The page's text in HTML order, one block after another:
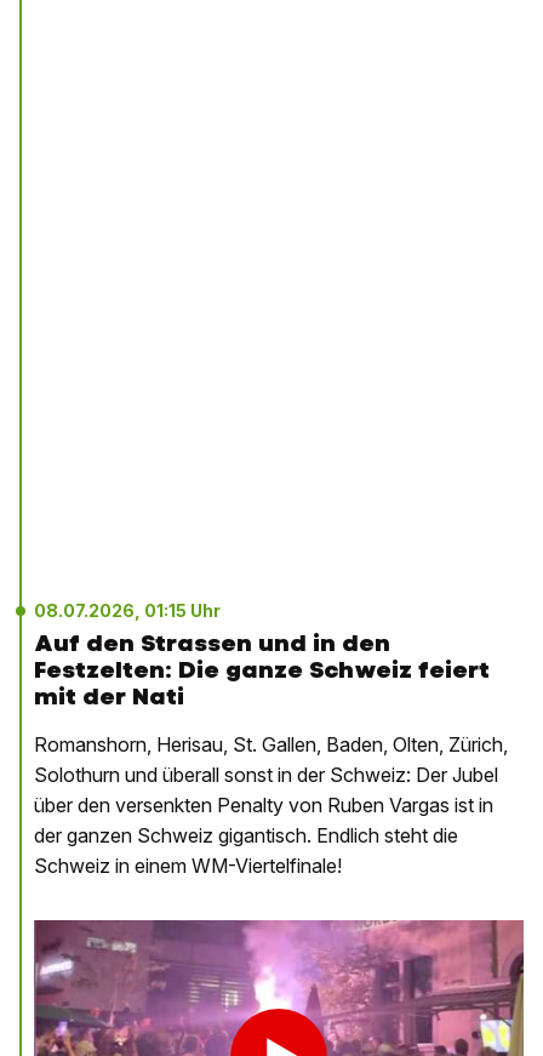
08.07.2026, 01:15 Uhr
Auf den Strassen und in den
Festzelten: Die ganze Schweiz feiert
mit der Nati
Romanshorn, Herisau, St. Gallen, Baden, Olten, Zürich,
Solothurn und überall sonst in der Schweiz: Der Jubel
über den versenkten Penalty von Ruben Vargas ist in
der ganzen Schweiz gigantisch. Endlich steht die
Schweiz in einem WM-Viertelfinale!